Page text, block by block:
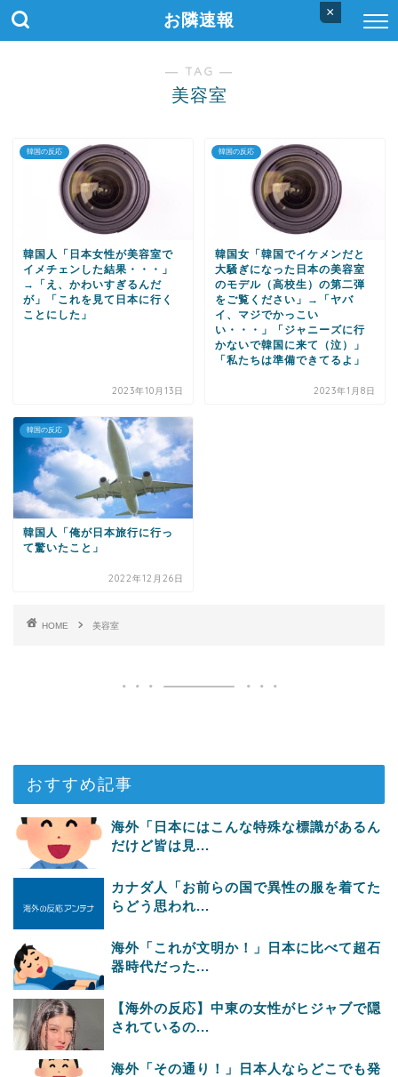
×
お隣速報
― TAG ―
美容室
韓国の反応
韓国人「日本女性が美容室で
イメチェンした結果・・・」
→「え、かわいすぎるんだ
が」「これを見て日本に行く
ことにした」
2023年10月13日
韓国の反応
韓国女「韓国でイケメンだと
大騒ぎになった日本の美容室
のモデル（高校生）の第二弾
をご覧ください」→「ヤバ
イ、マジでかっこい
い・・・」「ジャニーズに行
かないで韓国に来て（泣）」
「私たちは準備できてるよ」
2023年1月8日
韓国の反応
韓国人「俺が日本旅行に行っ
て驚いたこと」
2022年12月26日
HOME 美容室
おすすめ記事
海外「日本にはこんな特殊な標識があるん
だけど皆は見...
カナダ人「お前らの国で異性の服を着てた
らどう思われ...
海外「これが文明か！」日本に比べて超石
器時代だった...
【海外の反応】中東の女性がヒジャブで隠
されているの...
海外「その通り！」日本人ならどこでも発